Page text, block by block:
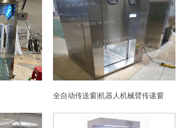
全自动传送窗|机器人机械臂传递窗